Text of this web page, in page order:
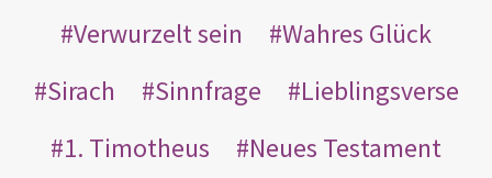
Verwurzelt sein
Wahres Glück
Sirach
Sinnfrage
Lieblingsverse
1. Timotheus
Neues Testament